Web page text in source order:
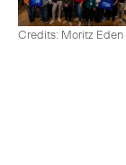
Credits: Moritz Eden